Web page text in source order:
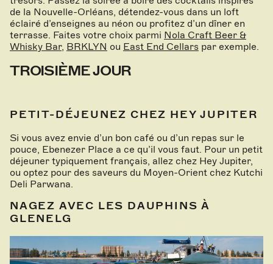
de la Nouvelle-Orléans, détendez-vous dans un loft
éclairé d’enseignes au néon ou profitez d’un dîner en
terrasse. Faites votre choix parmi Nola Craft Beer &
Whisky Bar, BRKLYN ou East End Cellars par exemple.
TROISIÈME JOUR
PETIT-DÉJEUNEZ CHEZ HEY JUPITER
Si vous avez envie d’un bon café ou d’un repas sur le
pouce, Ebenezer Place a ce qu’il vous faut. Pour un petit
déjeuner typiquement français, allez chez Hey Jupiter,
ou optez pour des saveurs du Moyen-Orient chez Kutchi
Deli Parwana.
NAGEZ AVEC LES DAUPHINS À
GLENELG